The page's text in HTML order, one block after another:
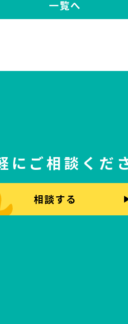
一覧へ
にご相談くだ
相談する